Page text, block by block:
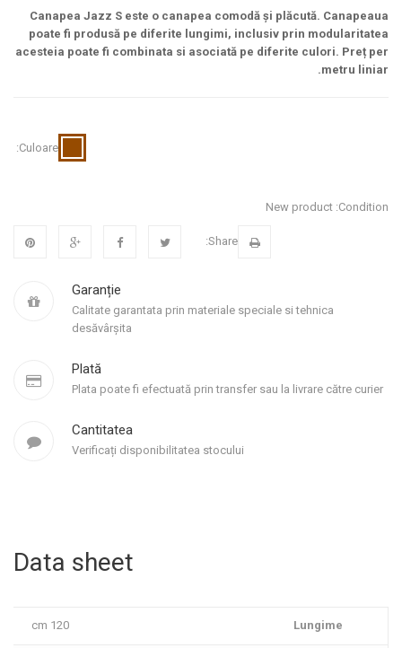
Canapea Jazz S este o canapea comodă și plăcută. Canapeaua
poate fi produsă pe diferite lungimi, inclusiv prin modularitatea
acesteia poate fi combinata si asociată pe diferite culori. Preț per
metru liniar.
Culoare:
Condition:
New product
Share:
Garanție
Calitate garantata prin materiale speciale si tehnica
desăvârșita
Plată
Plata poate fi efectuată prin transfer sau la livrare către curier
Cantitatea
Verificați disponibilitatea stocului
Data sheet
Lungime
120 cm